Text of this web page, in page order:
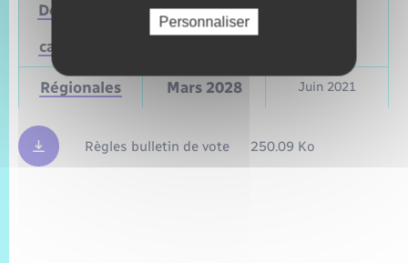
Départementales
cantonales)
Mars 2028
Régionales Mars 2028 Juin 2021
Règles bulletin de vote 250.09 Ko
Personnaliser